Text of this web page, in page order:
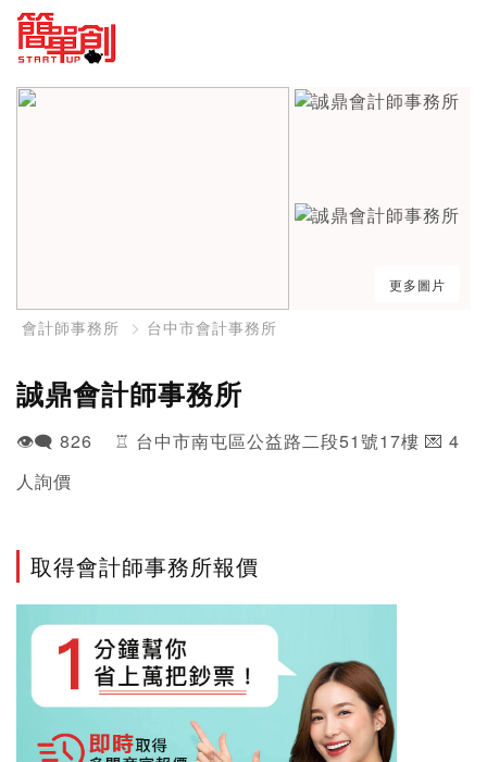
更多圖片
會計師事務所 台中市會計事務所
誠鼎會計師事務所
👁️‍🗨️ 826 ♖ 台中市南屯區公益路二段51號17樓 💌 4
人詢價
取得會計師事務所報價